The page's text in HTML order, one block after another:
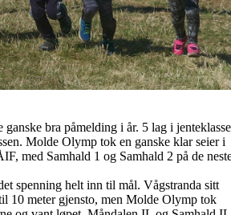
ganske bra påmelding i år. 5 lag i
Molde Olymp tok en ganske klar seier i
med Samhald 1 og Samhald 2 på de
spenning helt inn til mål. Vågstranda sitt
10 meter gjensto, men Molde Olymp tok